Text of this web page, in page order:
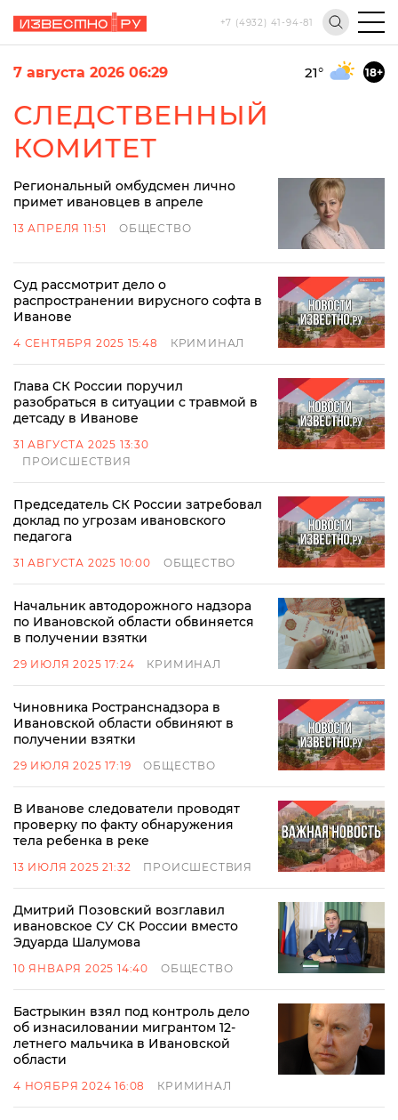
+7 (4932) 41-94-81
7 августа 2026 06:29 21° 18+
СЛЕДСТВЕННЫЙ
КОМИТЕТ
Региональный омбудсмен лично
примет ивановцев в апреле
13 АПРЕЛЯ 11:51 ОБЩЕСТВО
Суд рассмотрит дело о
распространении вирусного софта в
Иванове
4 СЕНТЯБРЯ 2025 15:48 КРИМИНАЛ
Глава СК России поручил
разобраться в ситуации с травмой в
детсаду в Иванове
31 АВГУСТА 2025 13:30
ПРОИСШЕСТВИЯ
Председатель СК России затребовал
доклад по угрозам ивановского
педагога
31 АВГУСТА 2025 10:00 ОБЩЕСТВО
Начальник автодорожного надзора
по Ивановской области обвиняется
в получении взятки
29 ИЮЛЯ 2025 17:24 КРИМИНАЛ
Чиновника Ространснадзора в
Ивановской области обвиняют в
получении взятки
29 ИЮЛЯ 2025 17:19 ОБЩЕСТВО
В Иванове следователи проводят
проверку по факту обнаружения
тела ребенка в реке
13 ИЮЛЯ 2025 21:32 ПРОИСШЕСТВИЯ
Дмитрий Позовский возглавил
ивановское СУ СК России вместо
Эдуарда Шалумова
10 ЯНВАРЯ 2025 14:40 ОБЩЕСТВО
Бастрыкин взял под контроль дело
об изнасиловании мигрантом 12-
летнего мальчика в Ивановской
области
4 НОЯБРЯ 2024 16:08 КРИМИНАЛ